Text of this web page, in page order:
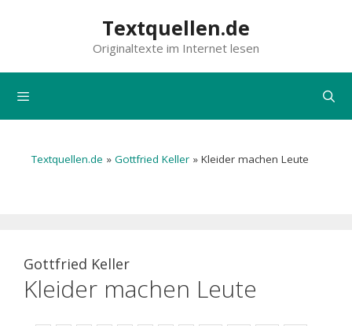
Textquellen.de
Originaltexte im Internet lesen
Textquellen.de » Gottfried Keller » Kleider machen Leute
Gottfried Keller
Kleider machen Leute